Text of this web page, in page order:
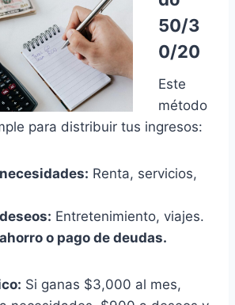
50/3
0/20
Este
método
para distribuir tus ingresos:
Renta, servicios,
Entretenimiento, viajes.
o pago de deudas.
Si ganas $3,000 al mes,